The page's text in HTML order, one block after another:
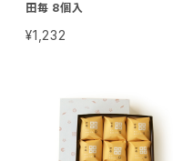
田毎 8個入
¥1,232